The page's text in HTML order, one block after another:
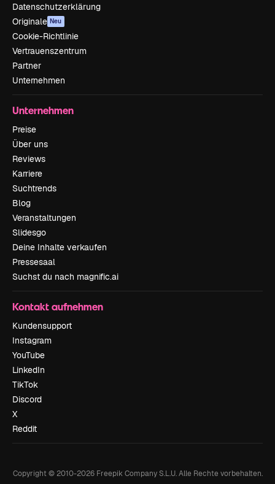
Datenschutzerklärung
Originale Neu
Cookie-Richtlinie
Vertrauenszentrum
Partner
Unternehmen
Unternehmen
Preise
Über uns
Reviews
Karriere
Suchtrends
Blog
Veranstaltungen
Slidesgo
Deine Inhalte verkaufen
Pressesaal
Suchst du nach magnific.ai
Kontakt aufnehmen
Kundensupport
Instagram
YouTube
LinkedIn
TikTok
Discord
X
Reddit
Copyright © 2010-2026Freepik Company S.L.U. Alle Rechte vorbehalten.